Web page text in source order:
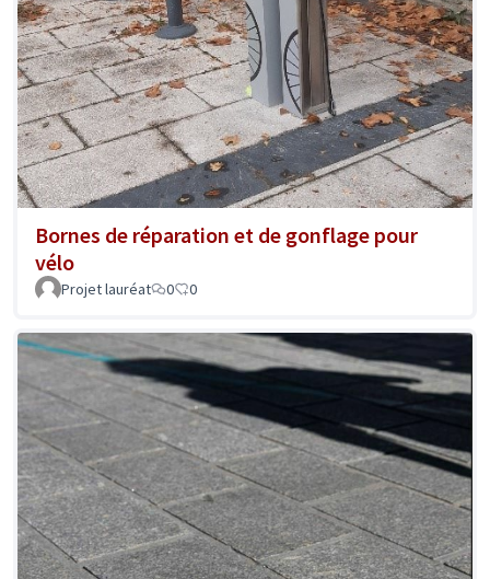
Bornes de réparation et de gonflage pour
vélo
Projet lauréat 0 0